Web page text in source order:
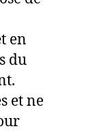
en
du
et ne